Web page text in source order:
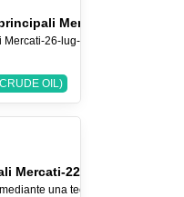
Mercati-26-lug-2026
26-lug-2026 Nel Video
OIL)
Mercati-22-lug-26
una tecnica